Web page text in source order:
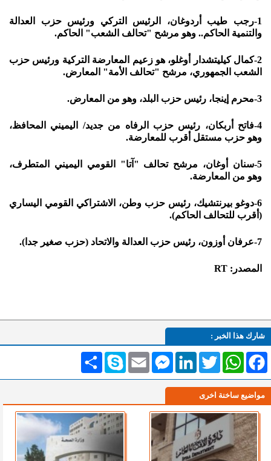
1-رجب طيب أردوغان، الرئيس التركي ورئيس حزب العدالة
والتنمية الحاكم.. وهو مرشح "تحالف الشعب" الحاكم.
2-كمال كيليتشدار أوغلو، هو زعيم المعارضة التركية ورئيس حزب
الشعب الجمهوري، مرشح "تحالف الأمة" المعارض.
3-محرم إينجا، رئيس حزب البلد، وهو من المعارض.
4-فاتح أربكان، رئيس حزب الرفاه من جديد/ اليميني المحافظ،
وهو حزب مستقل أقرب للمعارضة.
5-سنان أوغان، مرشح تحالف "آتا" القومي اليميني المتطرف،
وهو من المعارضة.
6-دوغو بيرنتشيك، رئيس حزب وطن، الاشتراكي القومي اليساري
(أقرب للتحالف الحاكم).
7-عرفان أوزون، رئيس حزب العدالة والاتحاد (حزب صغير جدا).
المصدر: RT
شارك هذا الخبر :
انشر Skype Email
MessengerLinkedInTwitterWhatsAppFacebook
مواضيع ساخنة اخرى